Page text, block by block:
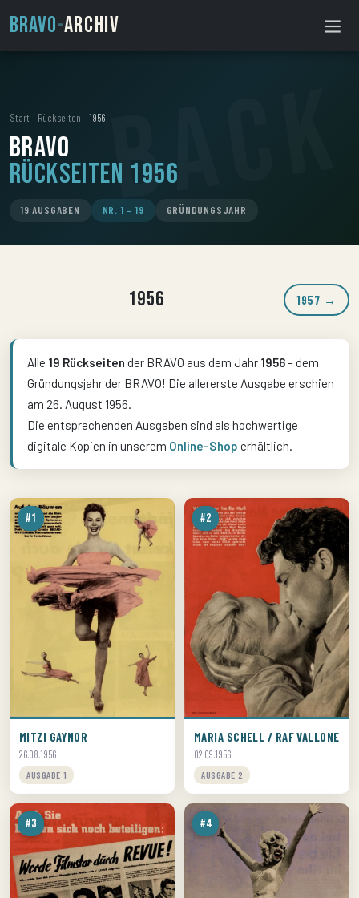
BRAVO-ARCHIV
Start Rückseiten 1956
BRAVO
Rückseiten 1956
19 AUSGABEN NR. 1 – 19 GRÜNDUNGSJAHR
1956 1957 →
Alle 19 Rückseiten der BRAVO aus dem Jahr 1956– dem
Gründungsjahr der BRAVO! Die allererste Ausgabe erschien
am 26. August 1956.
Die entsprechenden Ausgaben sind als hochwertige
digitale Kopien in unserem Online-Shop erhältlich.
#1
MITZI GAYNOR
26.08.1956
AUSGABE 1
#2
MARIA SCHELL / RAF VALLONE
02.09.1956
AUSGABE 2
#3 #4